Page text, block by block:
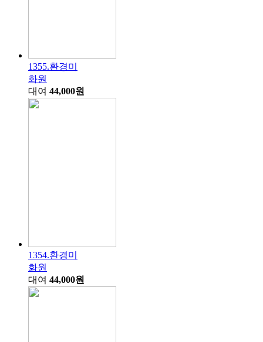
1355.환경미
화원
대여 44,000원
1354.환경미
화원
대여 44,000원